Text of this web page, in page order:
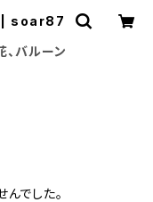
| soar87
バルーン
でした。